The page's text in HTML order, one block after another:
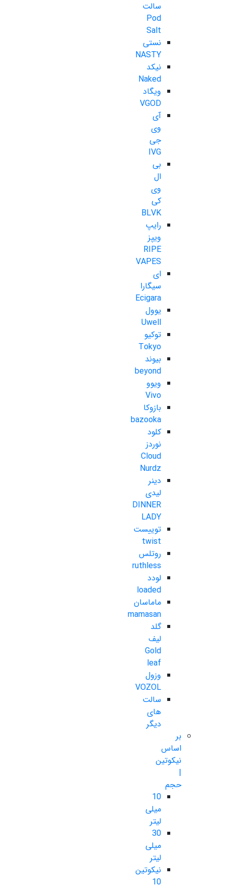
سالت
Pod
Salt
نستی
NASTY
نیکد
Naked
ویگاد
VGOD
آی
وی
جی
IVG
بی
ال
وی
کی
BLVK
رایپ
ویپز
RIPE
VAPES
ای
سیگارا
Ecigara
یوول
Uwell
توکیو
Tokyo
بیوند
beyond
ویوو
Vivo
بازوکا
bazooka
کلود
نوردز
Cloud
Nurdz
دینر
لیدی
DINNER
LADY
توییست
twist
روتلس
ruthless
لودد
loaded
ماماسان
mamasan
گلد
لیف
Gold
leaf
وزول
VOZOL
سالت
های
دیگر
بر
اساس
نیکوتین
|
حجم
10
میلی
لیتر
30
میلی
لیتر
نیکوتین
10